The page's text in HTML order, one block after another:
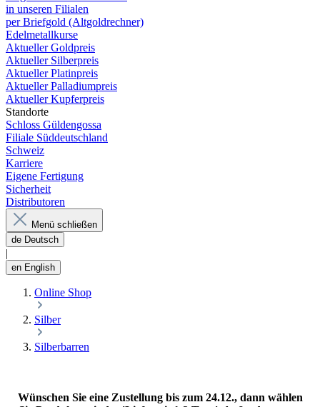
in unseren Filialen
per Briefgold (Altgoldrechner)
Edelmetallkurse
Aktueller Goldpreis
Aktueller Silberpreis
Aktueller Platinpreis
Aktueller Palladiumpreis
Aktueller Kupferpreis
Standorte
Schloss Güldengossa
Filiale Süddeutschland
Schweiz
Karriere
Eigene Fertigung
Sicherheit
Distributoren
Menü schließen
de Deutsch
en English
Online Shop
Silber
Silberbarren
Wünschen Sie eine Zustellung bis zum 24.12., dann wählen